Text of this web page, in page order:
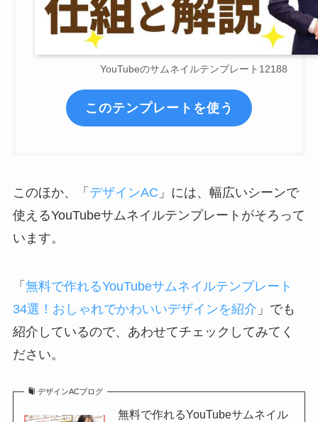
YouTubeのサムネイルテンプレート12188
このテンプレートを使う
このほか、「 デザインAC 」には、幅広いシーンで
使えるYouTubeサムネイルテンプレートがそろって
います。
「 無料で作れるYouTubeサムネイルテンプレート
34選！おしゃれでかわいいデザインを紹介 」でも
紹介しているので、あわせてチェックしてみてく
ださい。
デザインACブログ
無料で作れるYouTubeサムネイル